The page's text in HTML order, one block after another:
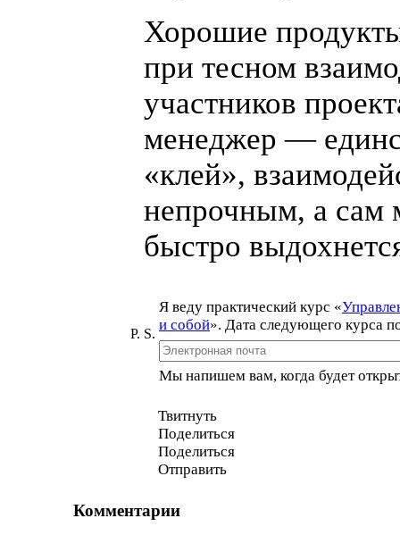
Хорошие
при тесном
участников
менеджер —
«клей»,
непрочным, а сам
быстро
P. S.
Я веду практический курс «
и собой». Дата следующего курса
Мы напишем вам, когда будет
Твитнуть
Поделиться
Поделиться
Отправить
Комментарии